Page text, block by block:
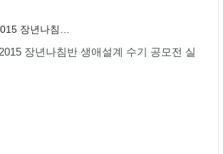
장년나침반 생애설계 수기 공모전 실